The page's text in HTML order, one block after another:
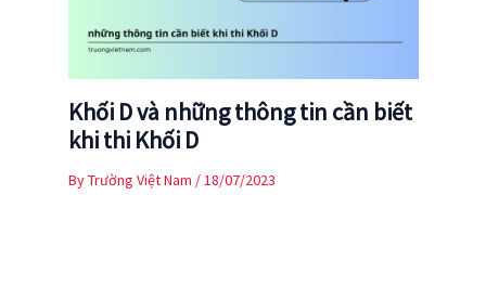
Khối D và những thông tin cần biết
khi thi Khối D
ByTrường Việt Nam /18/07/2023